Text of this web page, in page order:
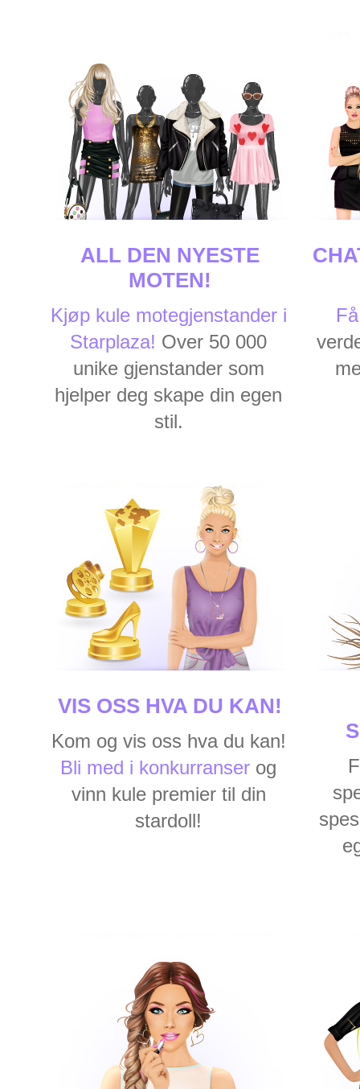
ALL DEN NYESTE
MOTEN!
Kjøp kule motegjenstander i
Starplaza! Over 50 000
unike gjenstander som
hjelper deg skape din egen
stil.
VIS OSS HVA DU KAN!
Kom og vis oss hva du kan!
Bli med i konkurranser og
vinn kule premier til din
stardoll!